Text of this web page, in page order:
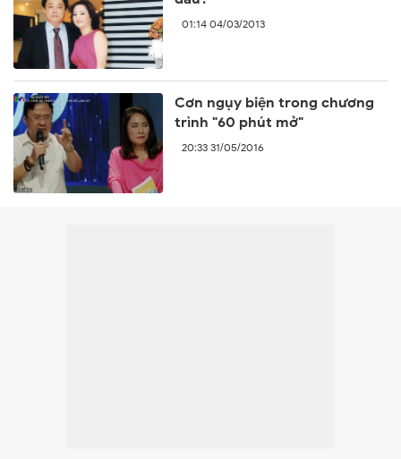
01:14 04/03/2013
Cơn ngụy biện trong chương
trình "60 phút mở"
20:33 31/05/2016